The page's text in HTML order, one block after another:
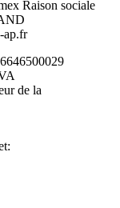
Raison sociale
ap.fr
de la